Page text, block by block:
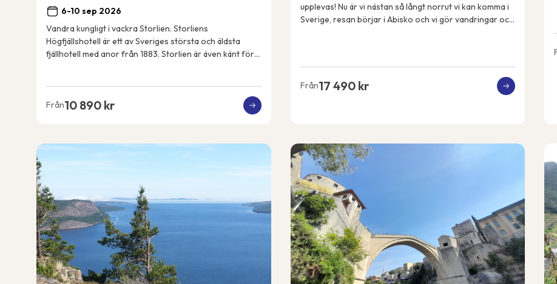
6-10 sep 2026
Vandra kungligt i vackra Storlien. Storliens
Högfjällshotell är ett av Sveriges största och äldsta
fjällhotell med anor från 1883. Storlien är även känt för
Från10 890 kr
upplevas! Nu är vi nästan så långt norrut vi kan komma i
Sverige, resan börjar i Abisko och vi gör vandringar och
Från17 490 kr